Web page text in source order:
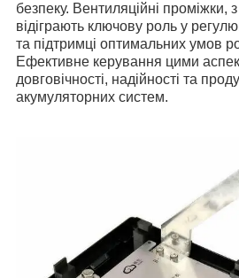
безпеку. Вентиляційні проміжки,
відіграють ключову роль у
та підтримці оптимальних умов
Ефективне керування цими
довговічності, надійності та
акумуляторних систем.